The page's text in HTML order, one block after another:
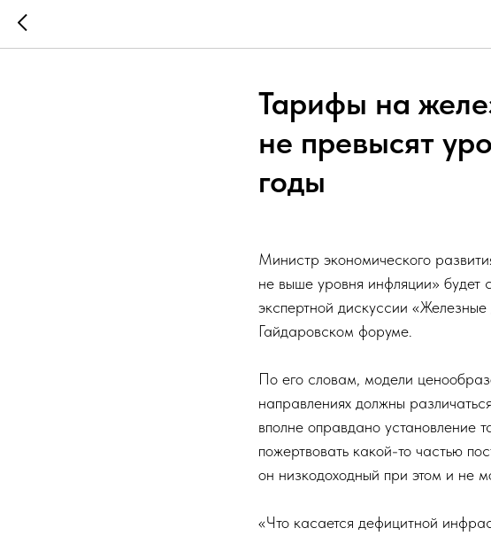
Тарифы на
не превысят
годы
Министр экономического
не выше уровня инфляции»
экспертной дискуссии
Гайдаровском форуме.
По его словам, модели
направлениях должны
вполне оправдано
пожертвовать какой-то частью
он низкодоходный при этом и не
«Что касается дефицитной